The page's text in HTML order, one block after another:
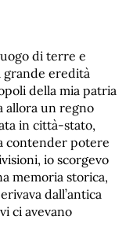
di terre e
grande eredità
della mia patria
allora un regno
in città-stato,
contender potere
io scorgevo
memoria storica,
dall’antica
ci avevano